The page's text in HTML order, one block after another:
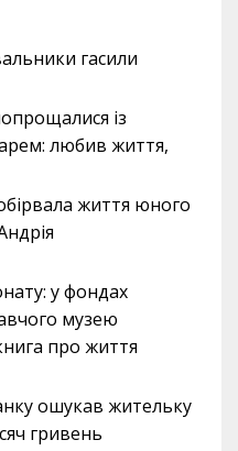
гасили
із
любив життя,
життя юного
у фондах
музею
про життя
ошукав жительку
гривень